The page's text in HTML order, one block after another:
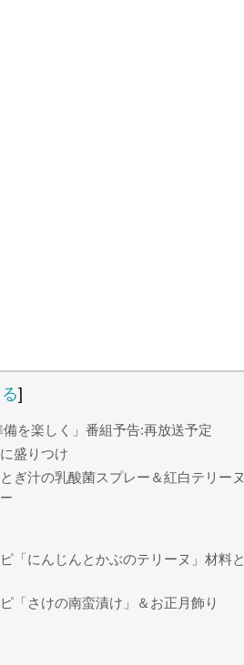
]
を楽しく」番組予告:再放送予定
盛りつけ
ぎ汁の乳酸菌スプレー＆紅白テリーヌ
「にんじんとかぶのテリーヌ」材料と
「さけの南蛮漬け」＆お正月飾り